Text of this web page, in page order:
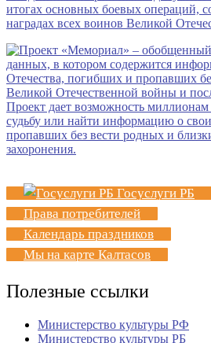
Госуслуги РБ
Права потребителей
Календарь праздников
Мы на карте Калтасов
Полезные ссылки
Министерство культуры РФ
Министерство культуры РБ